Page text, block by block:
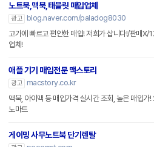
노트북,맥북,태블릿 매입업체
광고
blog.naver.com/paladog8030
고가에 빠르고 편안한 매입! 저희가 삽니다!/판매X/
업체!
애플 기기 매입전문 맥스토리
광고
macstory.co.kr
맥북, 아이맥 등 매입가격 실시간 조회, 높은 매입
노마트
게이밍 사무노트북 단기렌탈